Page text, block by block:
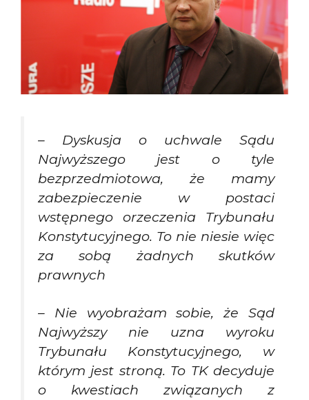
– Dyskusja o uchwale Sądu
Najwyższego jest o tyle
bezprzedmiotowa, że mamy
zabezpieczenie w postaci
wstępnego orzeczenia Trybunału
Konstytucyjnego. To nie niesie więc
za sobą żadnych skutków
prawnych
– Nie wyobrażam sobie, że Sąd
Najwyższy nie uzna wyroku
Trybunału Konstytucyjnego, w
którym jest stroną. To TK decyduje
o kwestiach związanych z